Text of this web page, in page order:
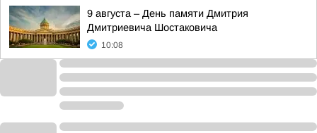
9 августа – День памяти Дмитрия
Дмитриевича Шостаковича
10:08